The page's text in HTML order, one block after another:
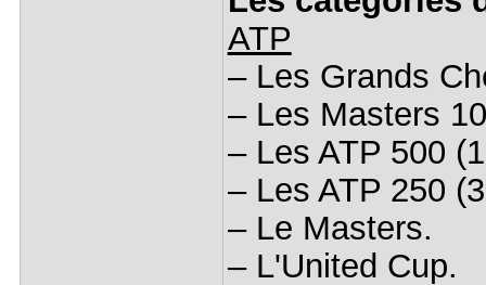
ATP
– Les Grands
– Les Masters
– Les ATP 500
– Les ATP 250
– Le Masters.
– L'United Cup.